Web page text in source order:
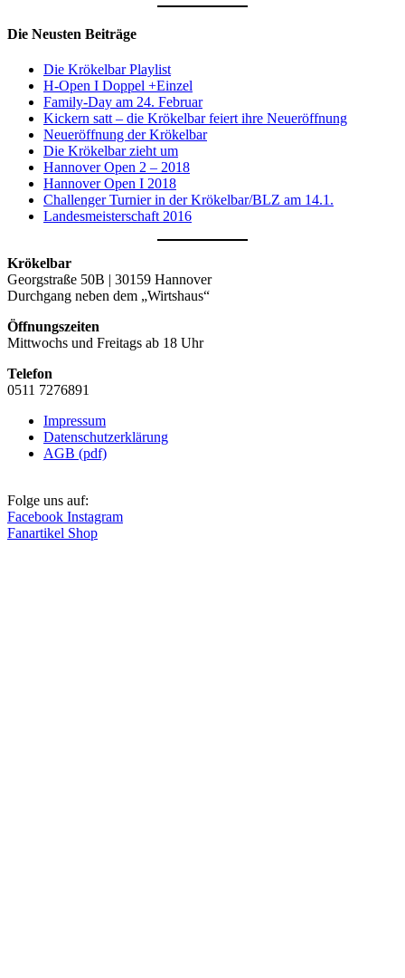
Die Neusten Beiträge
Die Krökelbar Playlist
H-Open I Doppel +Einzel
Family-Day am 24. Februar
Kickern satt – die Krökelbar feiert ihre Neueröffnung
Neueröffnung der Krökelbar
Die Krökelbar zieht um
Hannover Open 2 – 2018
Hannover Open I 2018
Challenger Turnier in der Krökelbar/BLZ am 14.1.
Landesmeisterschaft 2016
Krökelbar
Georgstraße 50B | 30159 Hannover
Durchgang neben dem „Wirtshaus“
Öffnungszeiten
Mittwochs und Freitags ab 18 Uhr
Telefon
0511 7276891
Impressum
Datenschutzerklärung
AGB (pdf)
Folge uns auf:
Facebook Instagram
Fanartikel Shop